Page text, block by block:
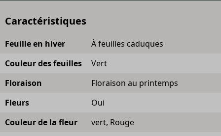
Caractéristiques
Feuille en hiver
À feuilles caduques
Couleur des feuilles
Vert
Floraison
Floraison au printemps
Fleurs
Oui
Couleur de la fleur
vert, Rouge